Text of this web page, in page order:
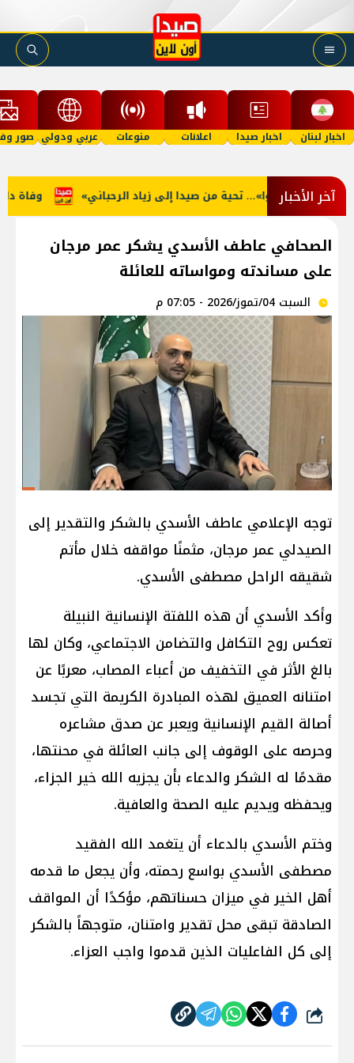
اخبار لبنان اخبار صيدا اعلانات منوعات عربي ودولي صور
آخر الأخبار وفاة ما منكون سوا»… تحية من صيدا إلى زياد الرحباني
الصحافي عاطف الأسدي يشكر عمر مرجان
على مساندته ومواساته للعائلة
السبت 04/تموز/2026 - 07:05 م
توجه الإعلامي عاطف الأسدي بالشكر والتقدير إلى
الصيدلي عمر مرجان، مثمنًا مواقفه خلال مأتم
شقيقه الراحل مصطفى الأسدي.
وأكد الأسدي أن هذه اللفتة الإنسانية النبيلة
تعكس روح التكافل والتضامن الاجتماعي، وكان لها
بالغ الأثر في التخفيف من أعباء المصاب، معربًا عن
امتنانه العميق لهذه المبادرة الكريمة التي تجسد
أصالة القيم الإنسانية ويعبر عن صدق مشاعره
وحرصه على الوقوف إلى جانب العائلة في محنتها،
مقدمًا له الشكر والدعاء بأن يجزيه الله خير الجزاء،
ويحفظه ويديم عليه الصحة والعافية.
وختم الأسدي بالدعاء أن يتغمد الله الفقيد
مصطفى الأسدي بواسع رحمته، وأن يجعل ما قدمه
أهل الخير في ميزان حسناتهم، مؤكدًا أن المواقف
الصادقة تبقى محل تقدير وامتنان، متوجهاً بالشكر
إلى كل الفاعليات الذين قدموا واجب العزاء.
شارك